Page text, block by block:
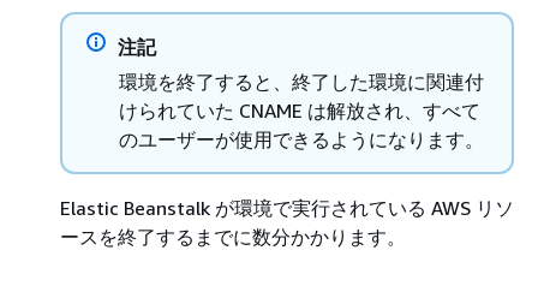
注記
環境を終了すると、終了した環境に関連付
けられていた CNAME は解放され、すべて
のユーザーが使用できるようになります。
Elastic Beanstalk が環境で実行されている AWS リソ
ースを終了するまでに数分かかります。